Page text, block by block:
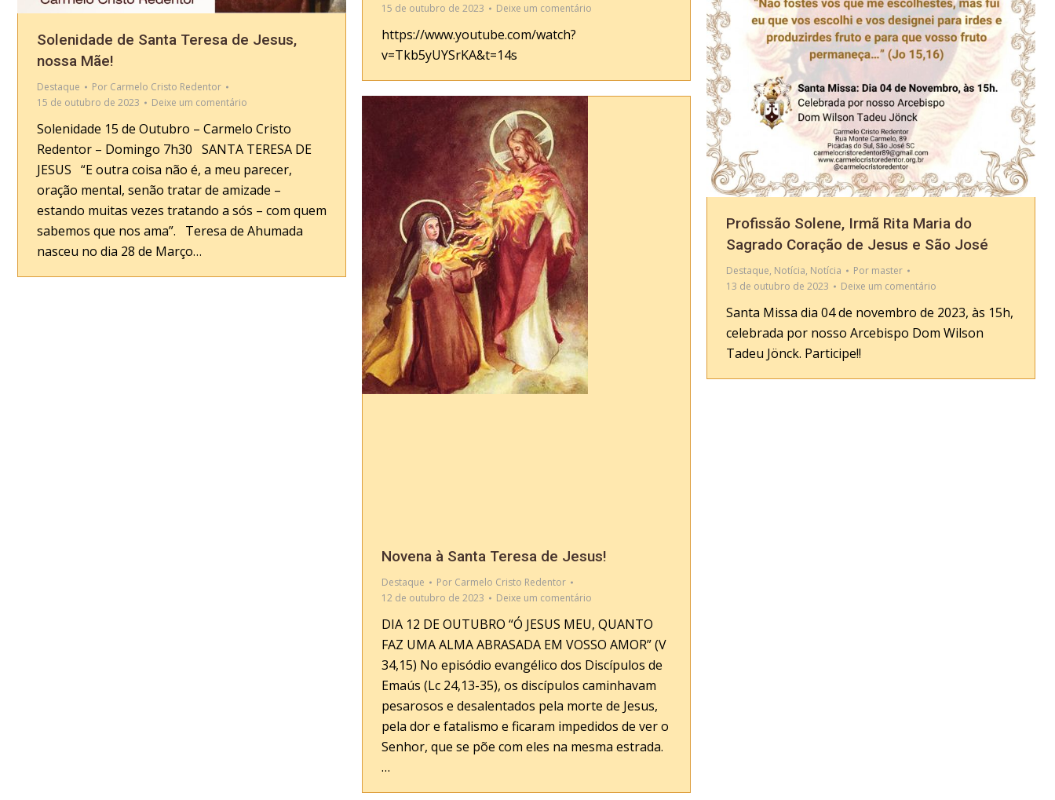
15 de outubro de 2023
Deixe um comentário
https://www.youtube.com/watch?
v=Tkb5yUYSrKA&t=14s
Solenidade de Santa Teresa de Jesus,
nossa Mãe!
Destaque Por Carmelo Cristo Redentor
15 de outubro de 2023
Deixe um comentário
Solenidade 15 de Outubro – Carmelo Cristo
Redentor – Domingo 7h30 SANTA TERESA DE
JESUS “E outra coisa não é, a meu parecer,
oração mental, senão tratar de amizade –
estando muitas vezes tratando a sós – com quem
sabemos que nos ama”. Teresa de Ahumada
nasceu no dia 28 de Março…
Profissão Solene, Irmã Rita Maria do
Sagrado Coração de Jesus e São José
Destaque, Notícia, Notícia Por master
13 de outubro de 2023
Deixe um comentário
Santa Missa dia 04 de novembro de 2023, às 15h,
celebrada por nosso Arcebispo Dom Wilson
Tadeu Jönck. Participe!!
Novena à Santa Teresa de Jesus!
Destaque Por Carmelo Cristo Redentor
12 de outubro de 2023
Deixe um comentário
DIA 12 DE OUTUBRO “Ó JESUS MEU, QUANTO
FAZ UMA ALMA ABRASADA EM VOSSO AMOR” (V
34,15) No episódio evangélico dos Discípulos de
Emaús (Lc 24,13-35), os discípulos caminhavam
pesarosos e desalentados pela morte de Jesus,
pela dor e fatalismo e ficaram impedidos de ver o
Senhor, que se põe com eles na mesma estrada.
…